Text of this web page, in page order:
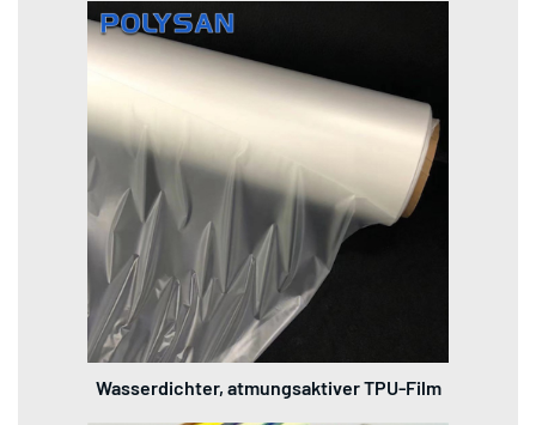
Wasserdichter, atmungsaktiver TPU-Film